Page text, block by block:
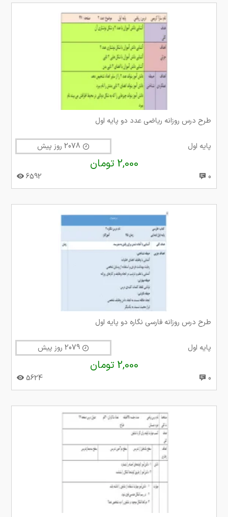
طرح درس روزانه ریاضی عدد دو پایه اول
پایه اول
2,000 تومان
0
6592
طرح درس روزانه فارسی نگاره دو پایه اول
پایه اول
2,000 تومان
0
5624